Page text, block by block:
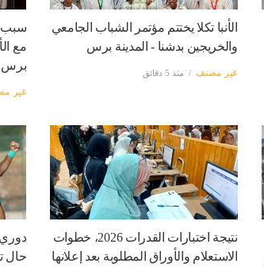
الأنبا تكلا يختتم مؤتمر الشباب الجامعي
والخريجين بدشنا - المدينة برس
غير مصنف منذ 5 دقائق
سبب
مع
برس
غير
نتيجة اختبارات القدرات 2026، خطوات
الاستعلام والأوراق المطلوبة بعد إعلانها
دوري
حال